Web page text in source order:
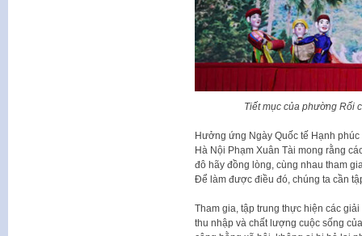
Tiết mục của phường Rối
Hưởng ứng Ngày Quốc tế Hạnh
Hà Nội Phạm Xuân Tài mong rằng
đô hãy đồng lòng, cùng nhau tham
Để làm được điều đó, chúng ta cần
Tham gia, tập trung thực hiện các
thu nhập và chất lượng cuộc sống